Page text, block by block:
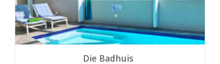
Die Badhuis